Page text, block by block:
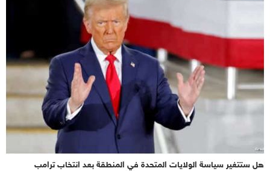
هل ستتغير سياسة الولايات المتحدة في المنطقة بعد انتخاب ترامب